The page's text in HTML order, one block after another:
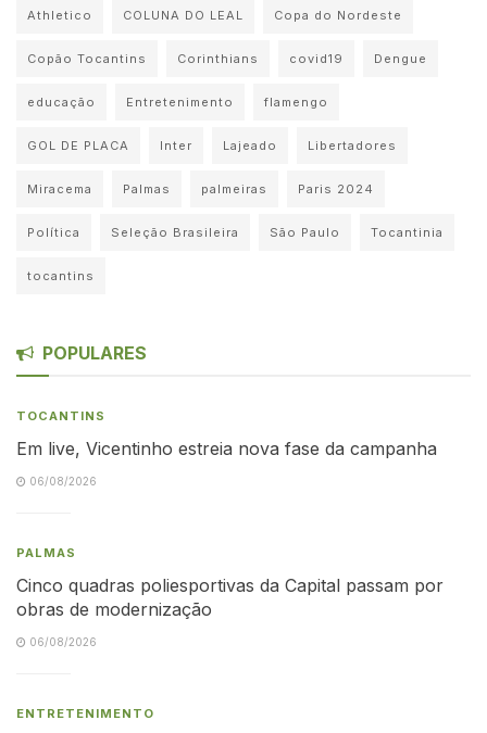
Athletico COLUNA DO LEAL Copa do Nordeste
Copão Tocantins Corinthians covid19 Dengue
educação Entretenimento flamengo
GOL DE PLACA Inter Lajeado Libertadores
Miracema Palmas palmeiras Paris 2024
Política Seleção Brasileira São Paulo Tocantinia
tocantins
POPULARES
TOCANTINS
Em live, Vicentinho estreia nova fase da campanha
06/08/2026
PALMAS
Cinco quadras poliesportivas da Capital passam por
obras de modernização
06/08/2026
ENTRETENIMENTO